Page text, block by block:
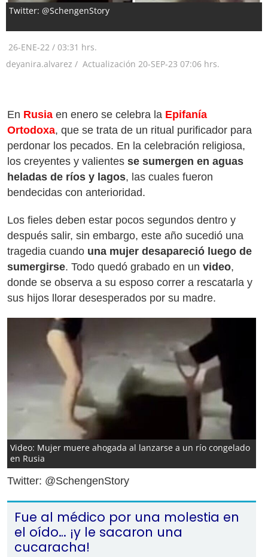
Twitter: @SchengenStory
26-ENE-22 / 03:31 hrs.
deyanira.alvarez / Actualización 20-SEP-23 07:06 hrs.
En Rusia en enero se celebra la Epifanía
Ortodoxa, que se trata de un ritual purificador para
perdonar los pecados. En la celebración religiosa,
los creyentes y valientes se sumergen en aguas
heladas de ríos y lagos, las cuales fueron
bendecidas con anterioridad.
Los fieles deben estar pocos segundos dentro y
después salir, sin embargo, este año sucedió una
tragedia cuando una mujer desapareció luego de
sumergirse. Todo quedó grabado en un video,
donde se observa a su esposo correr a rescatarla y
sus hijos llorar desesperados por su madre.
Video: Mujer muere ahogada al lanzarse a un río congelado
en Rusia
Twitter: @SchengenStory
Fue al médico por una molestia en
el oído… ¡y le sacaron una
cucaracha!